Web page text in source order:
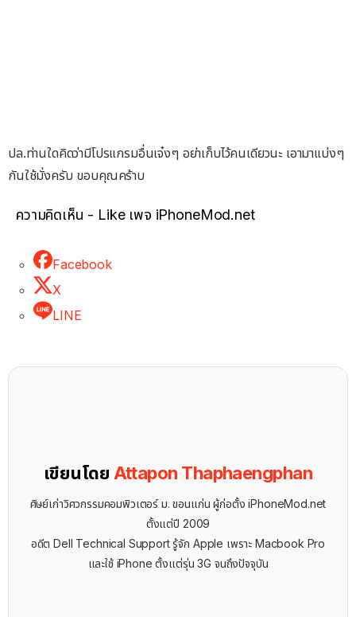
ปล.ท่านใดคิดว่ามีโปรแกรมอื่นเจ๋งๆ อย่าเก็บไว้คนเดียวนะ เอามาแบ่งๆ
กันใช้มั่งครับ ขอบคุณคร้าบ
ความคิดเห็น - Like เพจ iPhoneMod.net
Facebook
X
LINE
เขียนโดย Attapon Thaphaengphan
ศิษย์เก่าวิศวกรรมคอมพิวเตอร์ ม. ขอนแก่น ผู้ก่อตั้ง iPhoneMod.net
ตั้งแต่ปี 2009
อดีต Dell Technical Support รู้จัก ​Apple เพราะ Macbook Pro
และใช้ iPhone ตั้งแต่รุ่น 3G จนถึงปัจจุบัน